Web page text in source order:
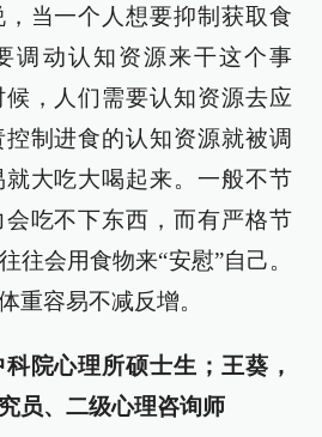
当一个人想要抑制获取食
调动认知资源来干这个事
候，人们需要认知资源去应
制进食的认知资源就被调
大吃大喝起来。一般不节
吃不下东西，而有严格节
往会用食物来“安慰”自己。
重容易不减反增。
院心理所硕士生；王葵，
员、二级心理咨询师